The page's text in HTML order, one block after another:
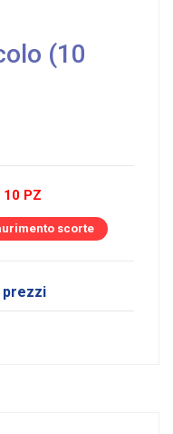
(10
PZ
scorte
prezzi